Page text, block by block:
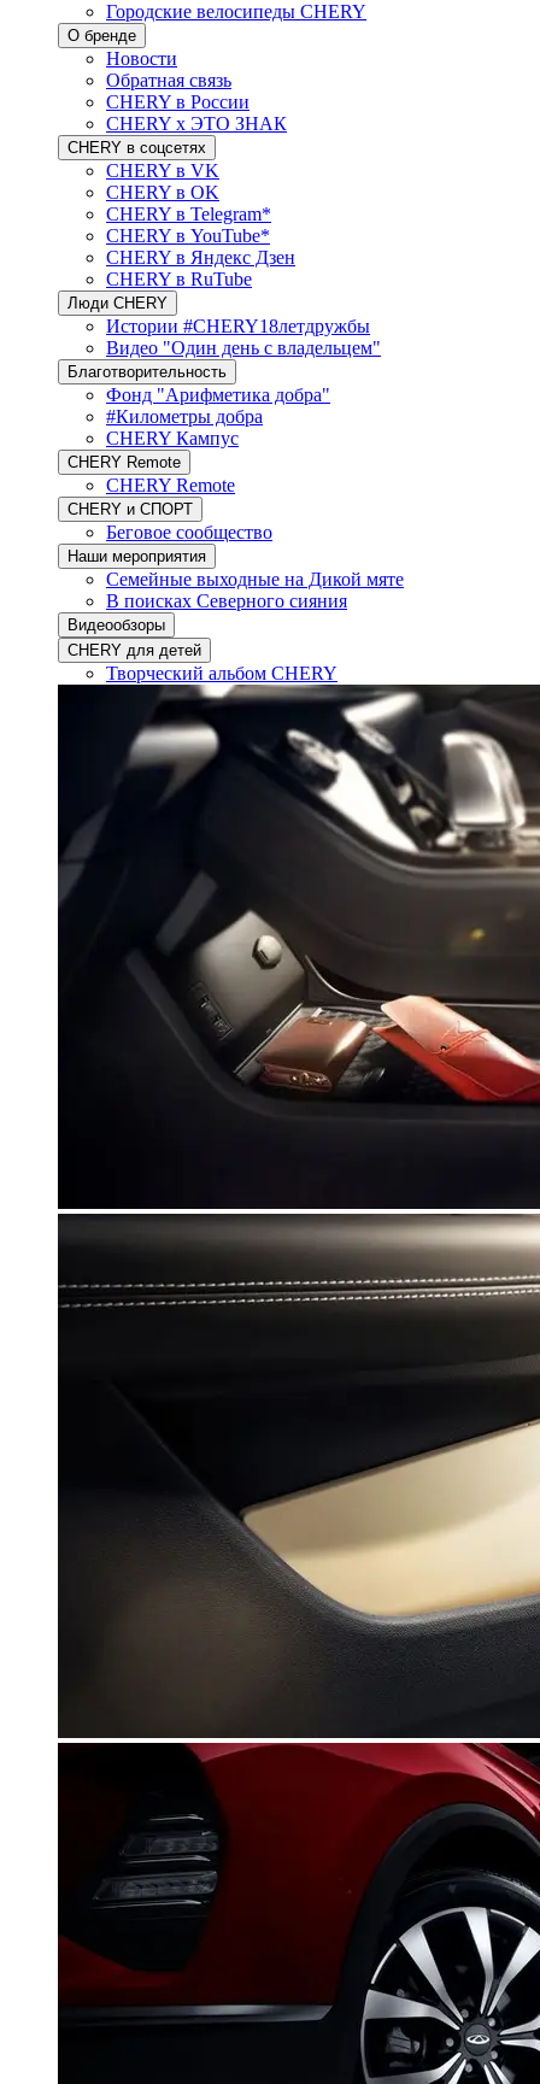
Городские велосипеды CHERY
О бренде
Новости
Обратная связь
CHERY в России
CHERY x ЭТО ЗНАК
CHERY в соцсетях
CHERY в VK
CHERY в OK
CHERY в Telegram*
CHERY в YouTube*
CHERY в Яндекс Дзен
CHERY в RuTube
Люди CHERY
Истории #CHERY18летдружбы
Видео "Один день с владельцем"
Благотворительность
Фонд "Арифметика добра"
#Километры добра
CHERY Кампус
CHERY Remote
CHERY Remote
CHERY и СПОРТ
Беговое сообщество
Наши мероприятия
Семейные выходные на Дикой мяте
В поисках Северного сияния
Видеообзоры
CHERY для детей
Творческий альбом CHERY